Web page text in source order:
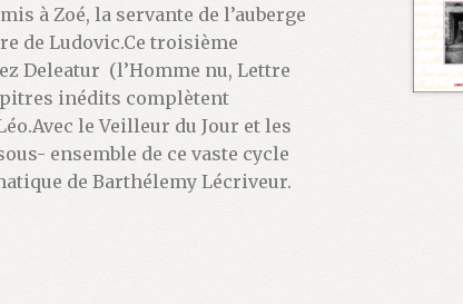
à Zoé, la servante de l’auberge
de Ludovic.Ce troisième
Deleatur (l’Homme nu, Lettre
inédits complètent
le Veilleur du Jour et les
ensemble de ce vaste cycle
de Barthélemy Lécriveur.